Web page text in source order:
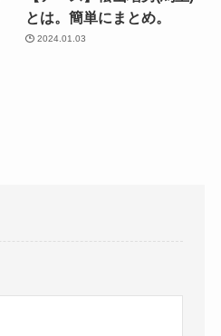
とは。簡単にまとめ。
2024.01.03